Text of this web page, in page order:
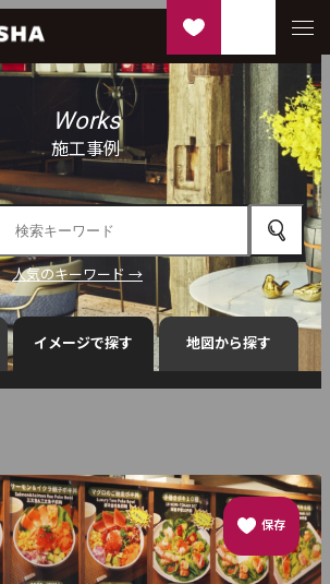
Works
施工事例
人気のキーワード →
イメージで探す 地図から探す
保存